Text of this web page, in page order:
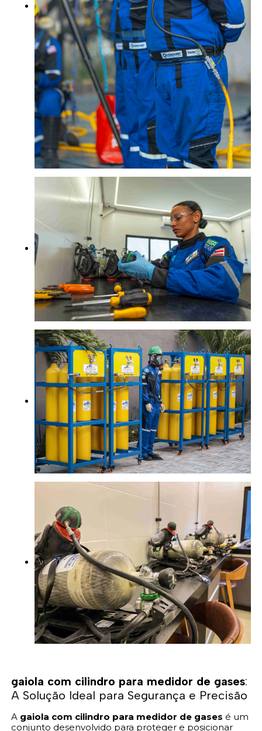
gaiola com cilindro para medidor de gases:
A Solução Ideal para Segurança e Precisão
A gaiola com cilindro para medidor de gases é um
conjunto desenvolvido para proteger e posicionar